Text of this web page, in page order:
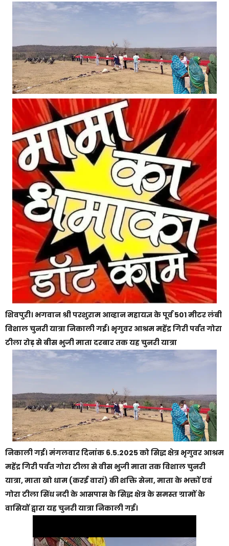
शिवपुरी। भगवान श्री परशुराम आव्हान महायज्ञ के पूर्व 501 मीटर लंबी
विशाल चुनरी यात्रा निकाली गई। भृगुवर आश्रम महेंद्र गिरी पर्वत गोरा
टीला रोड़ से बीस भुजी माता दरबार तक यह चुनरी यात्रा
निकाली गई। मंगलवार दिनांक 6.5.2025 को सिद्ध क्षेत्र भृगुवर आश्रम
महेंद्र गिरी पर्वत गोरा टीला से वीस भुजी माता तक विशाल चुनरी
यात्रा, माता खो धाम (करई वारां) की शक्ति सेना, माता के भक्तों एवं
गोरा टीला सिंध नदी के आसपास के सिद्ध क्षेत्र के समस्त ग्रामों के
वासियों द्वारा यह चुनरी यात्रा निकाली गई।